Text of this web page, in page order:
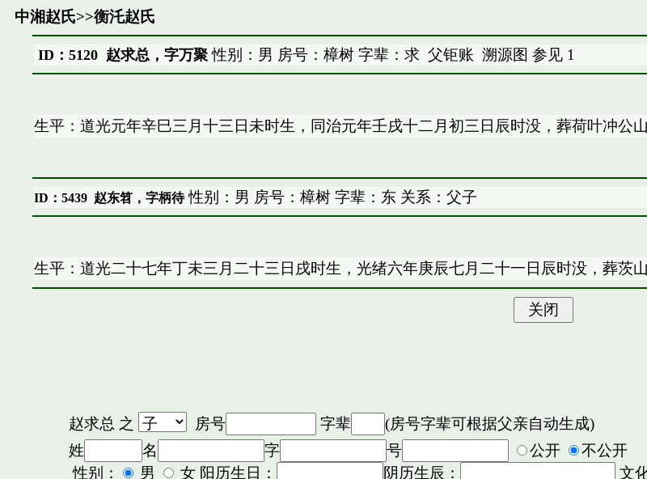
中湘赵氏>>衡汑赵氏
ID：5120 赵求总，字万聚性别：男 房号：樟树 字辈：求 父钜账 溯源图 参见 1
生平：道光元年辛巳三月十三日未时生，同治元年壬戌十二月初三日辰时没，葬荷叶冲公
ID：5439 赵东笤，字柄待性别：男 房号：樟树 字辈：东 关系：父子
生平：道光二十七年丁未三月二十三日戌时生，光绪六年庚辰七月二十一日辰时没，葬茨
赵求总 之 房号 字辈
(房号字辈可根据父亲自动生成)
姓
名 字 号 公开
不公开
性别：
男 女 阳历生日： 阴历生辰：
文